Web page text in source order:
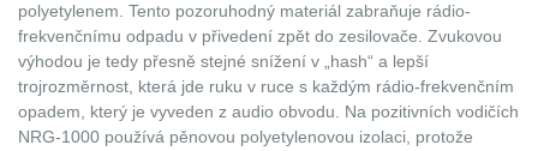
polyetylenem. Tento pozoruhodný materiál zabraňuje rádio-
frekvenčnímu odpadu v přivedení zpět do zesilovače. Zvukovou
výhodou je tedy přesně stejné snížení v „hash“ a lepší
trojrozměrnost, která jde ruku v ruce s každým rádio-frekvenčním
opadem, který je vyveden z audio obvodu. Na pozitivních vodičích
NRG-1000 používá pěnovou polyetylenovou izolaci, protože